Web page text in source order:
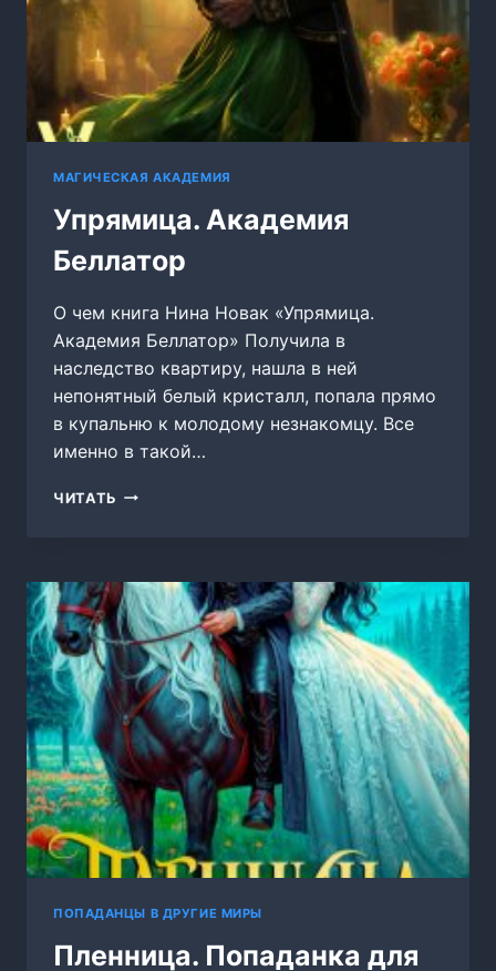
МАГИЧЕСКАЯ АКАДЕМИЯ
Упрямица. Академия
Беллатор
О чем книга Нина Новак «Упрямица.
Академия Беллатор» Получила в
наследство квартиру, нашла в ней
непонятный белый кристалл, попала прямо
в купальню к молодому незнакомцу. Все
именно в такой…
ЧИТАТЬ УПРЯМИЦА.
ПОПАДАНЦЫ В ДРУГИЕ МИРЫ
Пленница. Попаданка для